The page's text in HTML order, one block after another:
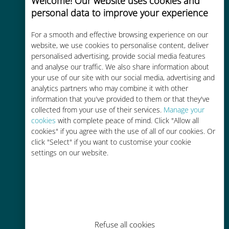
personal data to improve your experience
For a smooth and effective browsing experience on our
website, we use cookies to personalise content, deliver
personalised advertising, provide social media features
and analyse our traffic. We also share information about
your use of our site with our social media, advertising and
analytics partners who may combine it with other
information that you've provided to them or that they've
collected from your use of their services. Manage your
cookies with complete peace of mind. Click "Allow all
cookies" if you agree with the use of all of our cookies. Or
click "Select" if you want to customise your cookie
settings on our website.
Refuse all cookies
Custo-benefício
Até 90% mais barato do que as
tarifas de roaming de sua
operadora atual
Fácil recarga
Em qualquer lugar por meio do